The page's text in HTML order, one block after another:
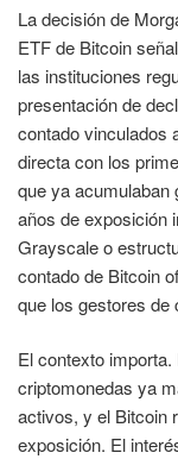
La decisión de
ETF de Bitcoin
las instituciones
presentación de
contado vinculados
directa con los
que ya acumulaban
años de exposición
Grayscale o
contado de Bitcoin
que los gestores de
El contexto
criptomonedas ya
activos, y el Bitcoin
exposición. El